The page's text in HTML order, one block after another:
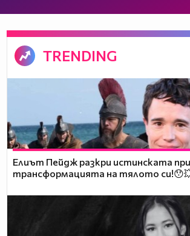
TRENDING
Елиът Пейдж разкри истинската
трансформацията на тялото